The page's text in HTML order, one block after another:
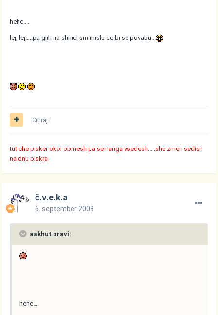
hehe....
lej, lej.....pa glih na shnicl sm mislu de bi se povabu..
Citiraj
tut che pisker okol obrnesh pa se nanga vsedesh.....she zmeri sedish
na dnu piskra
č.v.e.k.a
6. september 2003
aakhut pravi:
hehe....